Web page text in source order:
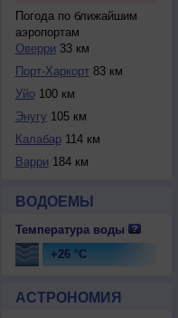
Погода по ближайшим
аэропортам
Оверри 33 км
Порт-Харкорт83 км
Уйо100 км
Энугу 105 км
Калабар114 км
Варри 184 км
ВОДОЕМЫ
Температура воды
+26 °C
АСТРОНОМИЯ